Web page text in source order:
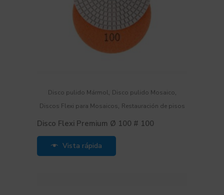
Disco pulido Mármol, Disco pulido Mosaico,
Discos Flexi para Mosaicos, Restauración de pisos
Disco Flexi Premium Ø 100 # 100
Vista rápida